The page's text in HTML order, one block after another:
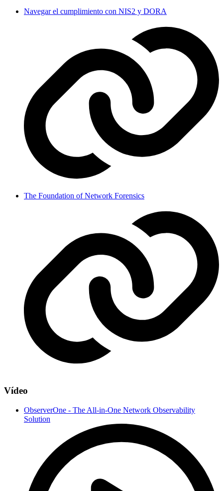
Navegar el cumplimiento con NIS2 y DORA
The Foundation of Network Forensics
Vídeo
ObserverOne - The All-in-One Network Observability
Solution